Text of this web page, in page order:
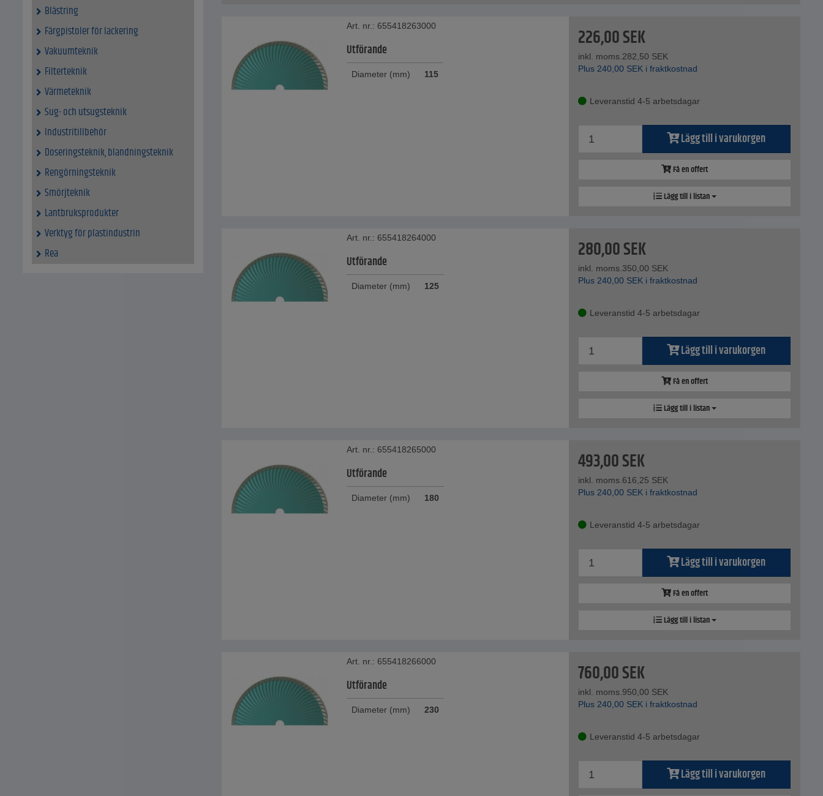
Blästring
Färgpistoler för lackering
Vakuumteknik
Filterteknik
Värmeteknik
Sug- och utsugsteknik
Industritillbehör
Doseringsteknik, blandningsteknik
Rengörningsteknik
Smörjteknik
Lantbruksprodukter
Verktyg för plastindustrin
Rea
Art. nr.: 655418263000
Utförande
Diameter (mm) 115
226,00SEK
inkl. moms.282,50 SEK
Plus 240,00 SEK i fraktkostnad
Leveranstid 4-5 arbetsdagar
Lägg till i varukorgen
Få en offert
Lägg till i listan
Art. nr.: 655418264000
Utförande
Diameter (mm) 125
280,00SEK
inkl. moms.350,00 SEK
Plus 240,00 SEK i fraktkostnad
Leveranstid 4-5 arbetsdagar
Lägg till i varukorgen
Få en offert
Lägg till i listan
Art. nr.: 655418265000
Utförande
Diameter (mm) 180
493,00SEK
inkl. moms.616,25 SEK
Plus 240,00 SEK i fraktkostnad
Leveranstid 4-5 arbetsdagar
Lägg till i varukorgen
Få en offert
Lägg till i listan
Art. nr.: 655418266000
Utförande
Diameter (mm) 230
760,00SEK
inkl. moms.950,00 SEK
Plus 240,00 SEK i fraktkostnad
Leveranstid 4-5 arbetsdagar
Lägg till i varukorgen